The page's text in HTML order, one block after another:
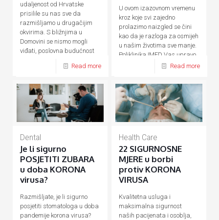
udaljenost od Hrvatske
prisilile su nas sve da
razmišljamo u drugačijim
okvirima. S bližnjima u
Domovini se nismo mogli
viđati, poslovna budućnost
Read more
U ovom izazovnom vremenu
kroz koje svi zajedno
prolazimo naizgled se čini
kao da je razloga za osmijeh
u našim životima sve manje.
Poliklinika IMED Vas upravo
zato želi ohrabriti […]
Read more
Dental
Je li sigurno
POSJETITI ZUBARA
u doba KORONA
virusa?
Razmišljate, je li sigurno
posjetiti stomatologa u doba
pandemije korona virusa?
Health Care
22 SIGURNOSNE
MJERE u borbi
protiv KORONA
VIRUSA
Kvalitetna usluga i
maksimalna sigurnost
naših pacijenata i osoblja,